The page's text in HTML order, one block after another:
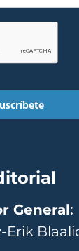
General:
Erik